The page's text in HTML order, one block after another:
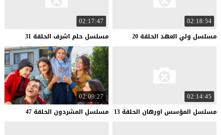
02:18:54
مسلسل ولي العهد الحلقة 20
02:17:47
مسلسل حلم اشرف الحلقة 31
02:14:45
مسلسل المؤسس اورهان الحلقة 13
02:09:27
مسلسل المشردون الحلقة 47